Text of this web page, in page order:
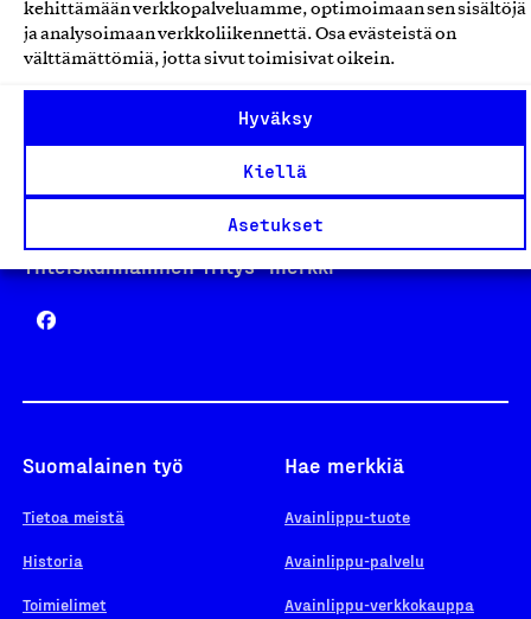
kehittämään verkkopalveluamme, optimoimaan sen sisältöjä
ja analysoimaan verkkoliikennettä. Osa evästeistä on
välttämättömiä, jotta sivut toimisivat oikein.
Hyväksy
Kiellä
Asetukset
Avainlippu
Design From Finland
Yhteiskunnallinen Yritys -merkki
Suomalainen työ
Tietoa meistä
Historia
Toimielimet
Hae merkkiä
Avainlippu-tuote
Avainlippu-palvelu
Avainlippu-verkkokauppa